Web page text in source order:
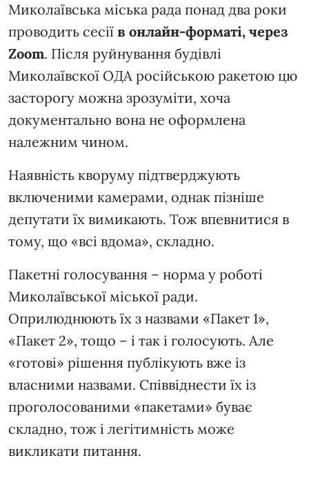
Миколаївська міська рада понад два роки
проводить сесії в онлайн-форматі, через
Zoom. Після руйнування будівлі
Миколаївскої ОДА російською ракетою цю
засторогу можна зрозуміти, хоча
документально вона не оформлена
належним чином.
Наявність кворуму підтверджують
включеними камерами, однак пізніше
депутати їх вимикають. Тож впевнитися в
тому, що «всі вдома», складно.
Пакетні голосування – норма у роботі
Миколаївської міської ради.
Оприлюднюють їх з назвами «Пакет 1»,
«Пакет 2», тощо – і так і голосують. Але
«готові» рішення публікують вже із
власними назвами. Співвіднести їх із
проголосованими «пакетами» буває
складно, тож і легітимність може
викликати питання.